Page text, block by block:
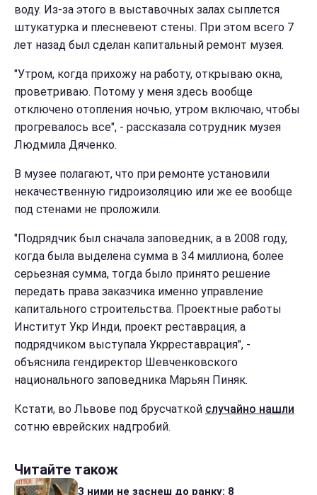
воду. Из-за этого в выставочных залах сыплется
штукатурка и плесневеют стены. При этом всего 7
лет назад был сделан капитальный ремонт музея.
"Утром, когда прихожу на работу, открываю окна,
проветриваю. Потому у меня здесь вообще
отключено отопления ночью, утром включаю, чтобы
прогревалось все", - рассказала сотрудник музея
Людмила Дяченко.
В музее полагают, что при ремонте установили
некачественную гидроизоляцию или же ее вообще
под стенами не проложили.
"Подрядчик был сначала заповедник, а в 2008 году,
когда была выделена сумма в 34 миллиона, более
серьезная сумма, тогда было принято решение
передать права заказчика именно управление
капитального строительства. Проектные работы
Институт Укр Инди, проект реставрация, а
подрядчиком выступала Укрреставрация", -
объяснила гендиректор Шевченковского
национального заповедника Марьян Пиняк.
Кстати, во Львове под брусчаткой случайно нашли
сотню еврейских надгробий.
Читайте також
З ними не заснеш до ранку: 8